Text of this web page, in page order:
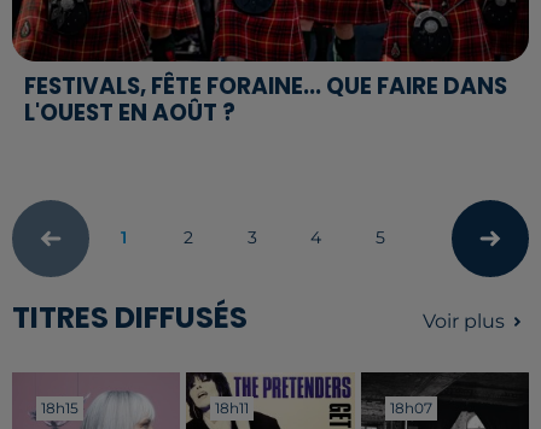
FESTIVALS, FÊTE FORAINE... QUE FAIRE DANS
L'OUEST EN AOÛT ?
1 2 3 4 5
TITRES DIFFUSÉS Voir plus
18h15
18h15 18h11
18h11 18h07
18h07